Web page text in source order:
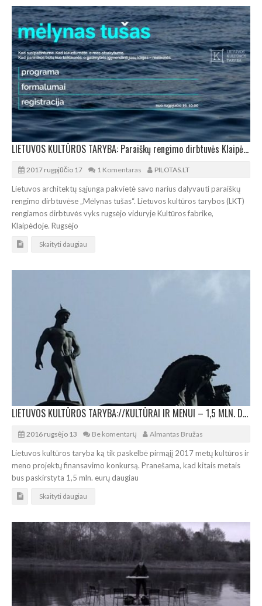
LIETUVOS KULTŪROS TARYBA: Paraiškų rengimo dirbtuvės Klaipėdoje
2017 rugpjūčio 17 1 Komentaras PILOTAS.LT
Lietuvos architektų sąjunga pakvietė savo narius dalyvauti paraiškų
rengimo dirbtuvėse „Mėlynas tušas“. Lietuvos kultūros tarybos (LKT)
rengiamos dirbtuvės vyks rugsėjo viduryje Kultūros fabrike,
Klaipėdoje. Rugsėjo
Skaityti daugiau
LIETUVOS KULTŪROS TARYBA://KULTŪRAI IR MENUI – 1,5 MLN. DAUGIAU EURŲ
2016 rugsėjo 13 Be komentarų Almantas Bružas
Lietuvos kultūros taryba ką tik paskelbė pirmąjį 2017 metų kultūros ir
meno projektų finansavimo konkursą. Pranešama, kad kitais metais
bus paskirstyta 1,5 mln. eurų daugiau
Skaityti daugiau